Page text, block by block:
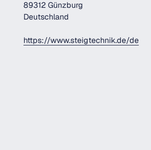
89312 Günzburg
Deutschland
https://www.steigtechnik.de/de